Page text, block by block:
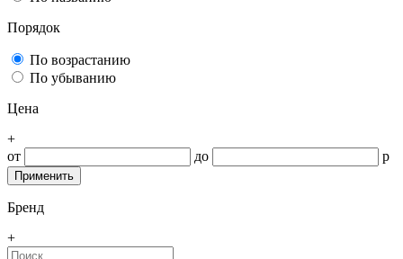
Порядок
По возрастанию
По убыванию
Цена
+
от
до р
Бренд
+